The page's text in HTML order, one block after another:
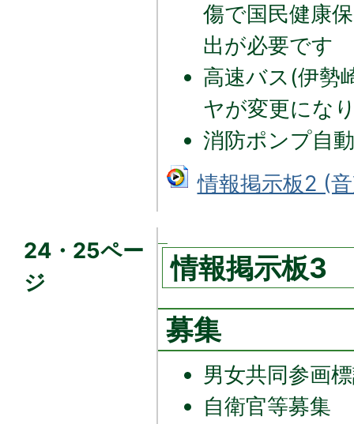
傷で国民健康
出が必要です
高速バス(伊勢
ヤが変更にな
消防ポンプ自
情報掲示板2 (
24・25ペー
ジ
情報掲示板3
募集
男女共同参画
自衛官等募集